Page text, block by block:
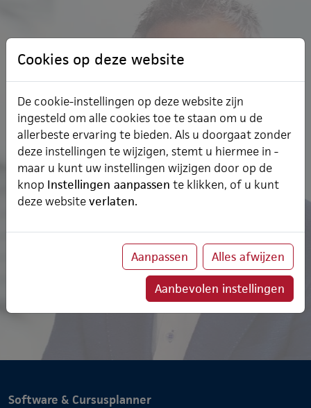
Contact met ChainWise
Meer weten over de oplossingen die wij bieden? Van
gedachten wisselen over uw specifieke bedrijfssituatie?
Een demonstratie van onze bedrijfssoftware
aanvragen? De kortste weg is een direct belletje met
Egbert Horsselenberg:06 53 53 05 78
Maak een afspraak
Software & Cursusplanner
Cookies op deze website
De cookie-instellingen op deze website zijn
ingesteld om alle cookies toe te staan om u de
allerbeste ervaring te bieden. Als u doorgaat zonder
deze instellingen te wijzigen, stemt u hiermee in -
maar u kunt uw instellingen wijzigen door op de
knop Instellingen aanpassen te klikken, of u kunt
deze websiteverlaten.
Aanpassen Alles afwijzen
Aanbevolen instellingen